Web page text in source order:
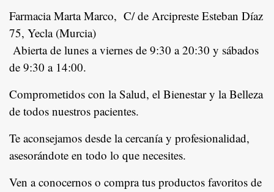
Farmacia Marta Marco, C/ de Arcipreste Esteban Díaz
75, Yecla (Murcia)
Abierta de lunes a viernes de 9:30 a 20:30 y sábados
de 9:30 a 14:00.
Comprometidos con la Salud, el Bienestar y la Belleza
de todos nuestros pacientes.
Te aconsejamos desde la cercanía y profesionalidad,
asesorándote en todo lo que necesites.
Ven a conocernos o compra tus productos favoritos de